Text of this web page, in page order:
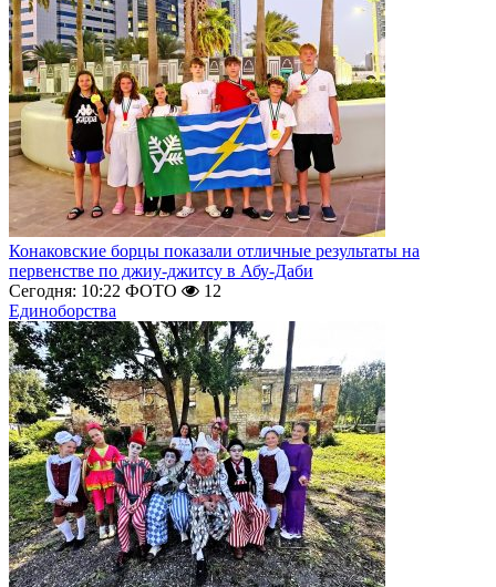
Конаковские борцы показали отличные результаты на
первенстве по джиу-джитсу в Абу-Даби
Сегодня: 10:22 ФОТО
12
Единоборства